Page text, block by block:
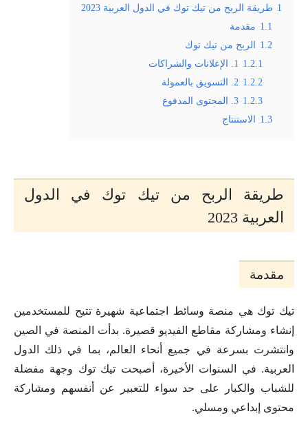
1 طريقة الربح من تيك توك في الدول العربية 2023
1.1 مقدمة
1.2 الربح من تيك توك
1.2.1 1. الإعلانات والشراكات
1.2.2 2. التسويق بالعمولة
1.2.3 3. المحتوى المدفوع
1.3 الاستنتاج
طريقة الربح من تيك توك في الدول
العربية 2023
مقدمة
تيك توك هي منصة وسائط اجتماعية شهيرة تتيح للمستخدمين
إنشاء ومشاركة مقاطع الفيديو قصيرة. بدأت المنصة في الصين
وانتشرت بسرعة في جميع أنحاء العالم، بما في ذلك الدول
العربية. في السنوات الأخيرة، أصبحت تيك توك وجهة مفضلة
للشباب والكبار على حد سواء للتعبير عن أنفسهم ومشاركة
محتوى إبداعي ومسلي.